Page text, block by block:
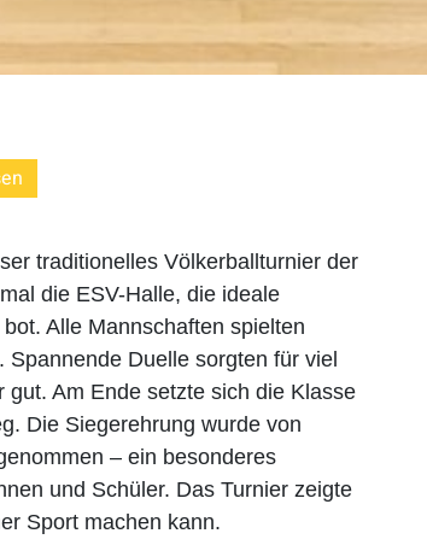
traditionelles Völkerballturnier der
die ESV-Halle, die ideale
Alle Mannschaften spielten
Duelle sorgten für viel
Am Ende setzte sich die Klasse
Die Siegerehrung wurde von
– ein besonderes
und Schüler. Das Turnier zeigte
Sport machen kann.